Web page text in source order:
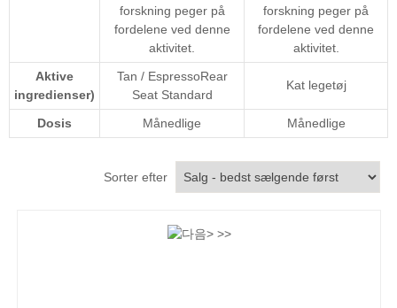
forskning peger på
fordelene ved denne
aktivitet.
forskning peger på
fordelene ved denne
aktivitet.
Aktive
ingredienser)
Tan / EspressoRear
Seat Standard
Kat legetøj
Dosis Månedlige Månedlige
Sorter efter